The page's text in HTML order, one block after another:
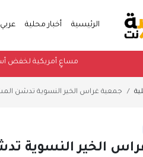
الرئيسية أخبار محلية
مساعٍ أمريكية
جمعية غراس الخير النسوية تدشن
الخير النسوية